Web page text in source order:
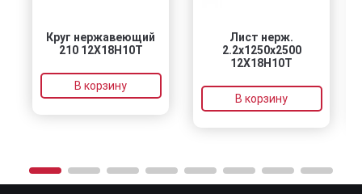
Круг нержавеющий
210 12Х18Н10Т
В корзину
Лист нерж.
2.2х1250х2500
12Х18Н10Т
В корзину